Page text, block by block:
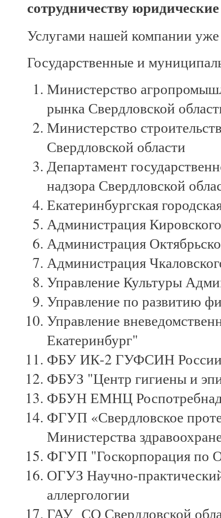
сотрудничеству
Услугами нашей компании
Государственные и
Министерство
рынка Свердловской
Министерство
Свердловской области
Департамент
надзора Свердловской
Екатеринбургская
Администрация
Администрация
Администрация
Управление Культуры
Управление по развитию
Управление
Екатеринбург"
ФБУ ИК-2 ГУФСИН России
ФБУЗ "Центр гигиены и
ФБУН ЕМНЦ
ФГУП «Свердловское
Министерства
ФГУП "Госкорпорация по
ОГУЗ Научно-
аллергологии
ГАУ СО Свердловской